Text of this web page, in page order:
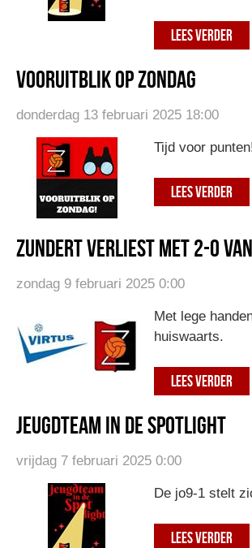
LEES VERDER
Vooruitblik op zondag
donderdag 13 februari 2025 18:00
Tijd voor
LEES VERDER
Zundert verliest met 2-0
zondag 9 februari 2025 0:00
Met lege
huiswaarts.
LEES VERDER
Jeugdteam in de spotlight
vrijdag 7 februari 2025 0:00
De jo9-1 stelt
LEES VERDER